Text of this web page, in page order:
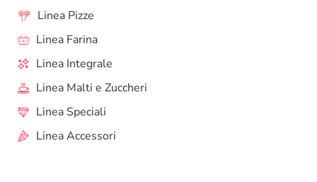
Linea Pizze
Linea Farina
Linea Integrale
Linea Malti e Zuccheri
Linea Speciali
Linea Accessori